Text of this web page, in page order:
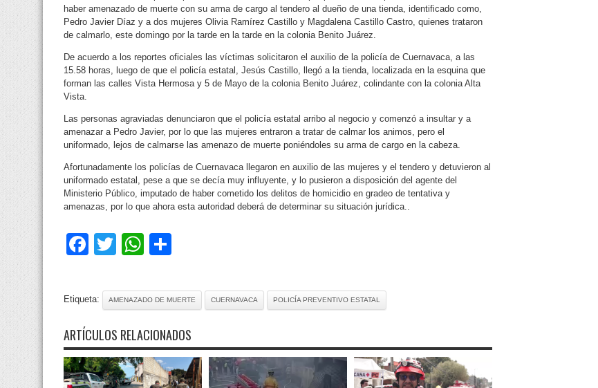
haber amenazado de muerte con su arma de cargo al tendero al dueño de una tienda, identificado como,
Pedro Javier Díaz y a dos mujeres Olivia Ramírez Castillo y Magdalena Castillo Castro, quienes trataron
de calmarlo, este domingo por la tarde en la tarde en la colonia Benito Juárez.
De acuerdo a los reportes oficiales las víctimas solicitaron el auxilio de la policía de Cuernavaca, a las
15.58 horas, luego de que el policía estatal, Jesús Castillo, llegó a la tienda, localizada en la esquina que
forman las calles Vista Hermosa y 5 de Mayo de la colonia Benito Juárez, colindante con la colonia Alta
Vista.
Las personas agraviadas denunciaron que el policía estatal arribo al negocio y comenzó a insultar y a
amenazar a Pedro Javier, por lo que las mujeres entraron a tratar de calmar los animos, pero el
uniformado, lejos de calmarse las amenazo de muerte poniéndoles su arma de cargo en la cabeza.
Afortunadamente los policías de Cuernavaca llegaron en auxilio de las mujeres y el tendero y detuvieron al
uniformado estatal, pese a que se decía muy influyente, y lo pusieron a disposición del agente del
Ministerio Público, imputado de haber cometido los delitos de homicidio en gradeo de tentativa y
amenazas, por lo que ahora esta autoridad deberá de determinar su situación jurídica..
Facebook
TwitterWhatsApp
Etiqueta: AMENAZADO DE MUERTE CUERNAVACA POLICÍA PREVENTIVO ESTATAL
ARTÍCULOS RELACIONADOS